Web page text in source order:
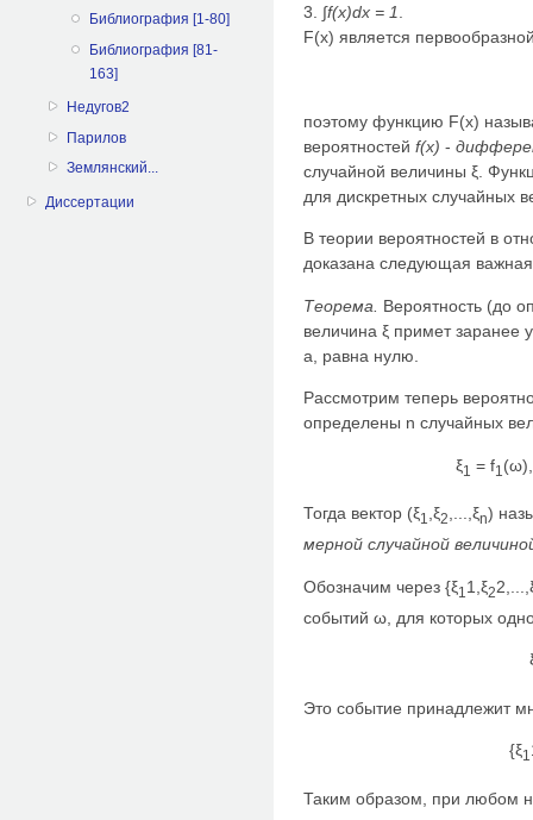
Библиография [1-80]
Библиография [81-
163]
Недугов2
Парилов
Землянский...
Диссертации
3. ∫f(x)dx = 1
F(x) является
поэтому функцию F(x)
вероятностей f(x) -
случайной величины ξ.
для дискретных случайных
В теории вероятностей в
доказана следующая
Теорема.
Вероятность (до
величина ξ примет заранее
а, равна нулю.
Рассмотрим теперь
определены n случайных
ξ1 = f1
Тогда вектор (ξ1,ξ2,...,ξn)
мерной случайной
Обозначим через {ξ1 1,ξ2
событий ω, для которых
Это событие принадлежит
{ξ1
Таким образом, при любом